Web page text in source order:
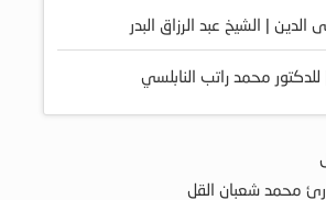
الدين | الشيخ عبد الرزاق البدر
محمد راتب النابلسي
محمد شعبان القل